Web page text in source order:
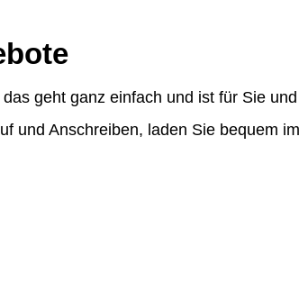
geht ganz einfach und ist für Sie
und Anschreiben, laden Sie bequem